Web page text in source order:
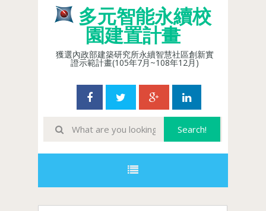
多元智能永續校
園建置計畫
獲選內政部建築研究所永續智慧社區創新實
證示範計畫(105年7月~108年12月)